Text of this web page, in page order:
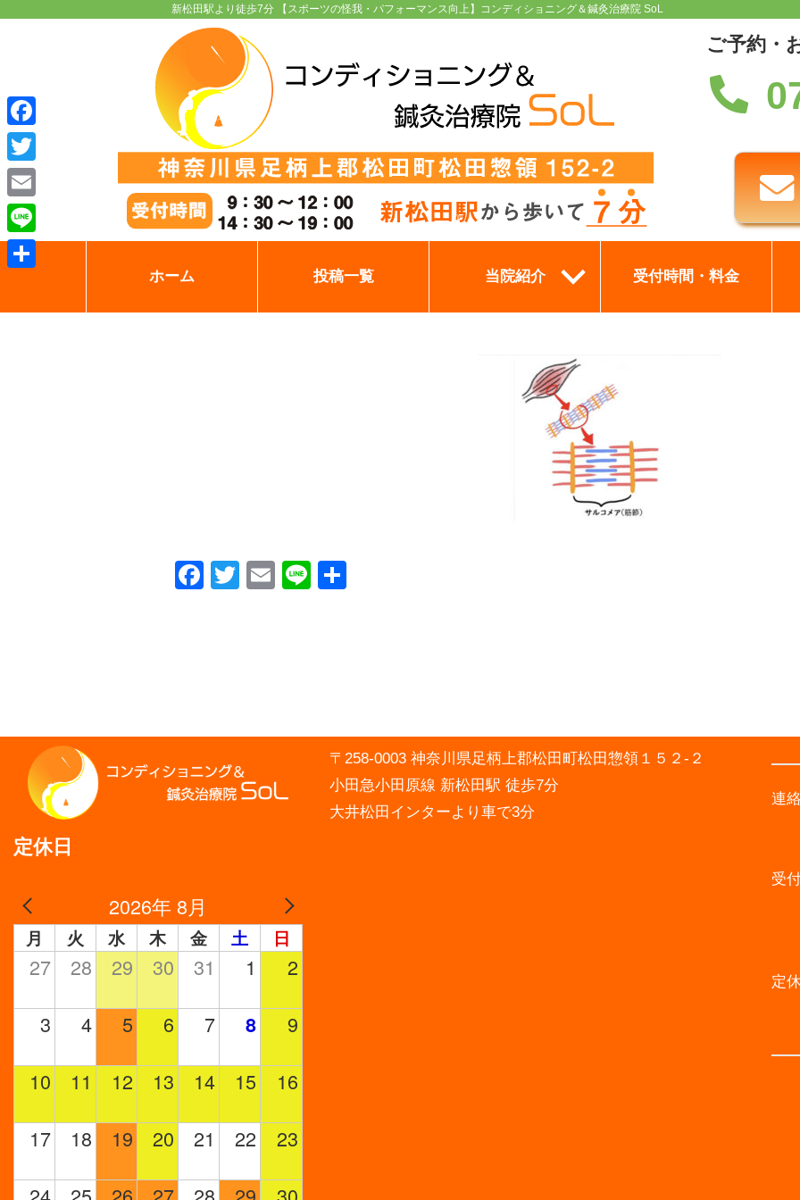
新松田駅より徒歩7分 【スポーツの怪我・パフォーマンス向上】コンディショニング＆鍼灸治療院 SoL
ご予約・
ホーム 投稿一覧 当院紹介 受付時間・料金
Facebook
Twitter
EmailLine
定休日
2026年 8月
月 火 水 木 金 土 日
27 28 29 30 31 1 2
3 4 5 6 7 8 9
10 11 12 13 14 15 16
17 18 19 20 21 22 23
〒258-0003 神奈川県足柄上郡松田町松田惣領１５２-２
小田急小田原線 新松田駅 徒歩7分
大井松田インターより車で3分
連
受
定
Facebook
Twitter
Email
Line
有